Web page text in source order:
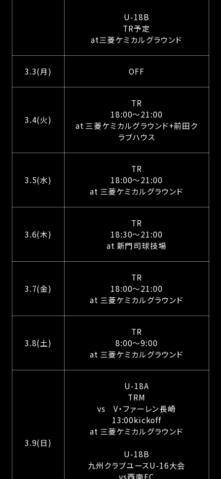
U-18B
TR予定
at三菱ケミカルグラウンド
3.3(月) OFF
3.4(火)
TR
18:00〜21:00
at 三菱ケミカルグラウンド+前田ク
ラブハウス
3.5(水)
TR
18:00〜21:00
at 三菱ケミカルグラウンド
3.6(木)
TR
18:30〜21:00
at 新門司球技場
3.7(金)
TR
18:00〜21:00
at 三菱ケミカルグラウンド
3.8(土)
TR
8:00〜9:00
at 三菱ケミカルグラウンド
3.9(日)
U-18A
TRM
vs V・ファーレン長崎
13:00kickoff
at 三菱ケミカルグラウンド
U-18B
九州クラブユースU-16大会
vs西南FC